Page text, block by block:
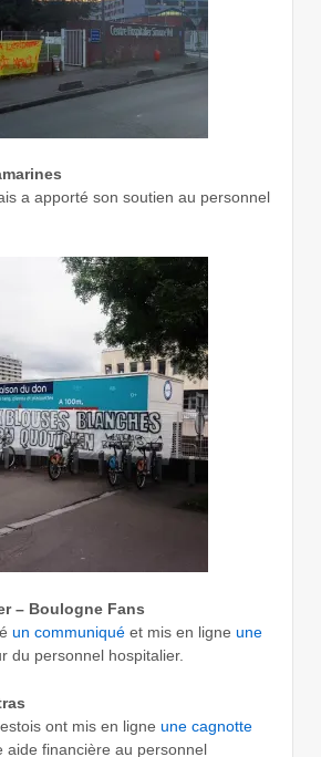
a apporté son soutien au personnel
– Boulogne Fans
un communiqué et mis en ligne une
du personnel hospitalier.
ont mis en ligne une cagnotte
aide financière au personnel